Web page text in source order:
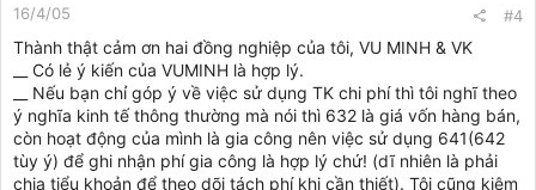
16/4/05 #4
Thành thật cảm ơn hai đồng nghiệp của tôi, VU MINH & VK
__ Có lẻ ý kiến của VUMINH là hợp lý.
__ Nếu bạn chỉ góp ý về việc sử dụng TK chi phí thì tôi nghĩ theo
ý nghĩa kinh tế thông thường mà nói thì 632 là giá vốn hàng bán,
còn hoạt động của mình là gia công nên việc sử dụng 641(642
tùy ý) để ghi nhận phí gia công là hợp lý chứ! (dĩ nhiên là phải
chia tiểu khoản để theo dõi tách phí khi cần thiết). Tôi cũng kiêm